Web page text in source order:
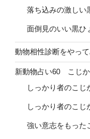
落ち込みの激しい
面倒見のいい黒ひ
動物相性診断をやっ
新動物占い60 こじか
しっかり者のこじ
しっかり者のこじ
強い意志をもった